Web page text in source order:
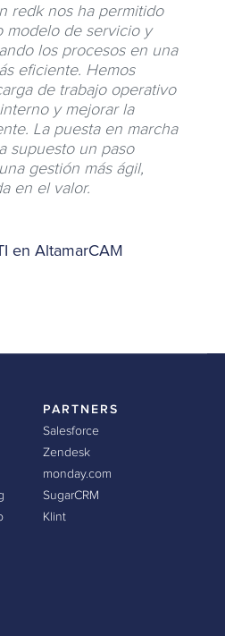
redk nos ha permitido
modelo de servicio y
los procesos en una
eficiente. Hemos
de trabajo operativo
y mejorar la
La puesta en marcha
supuesto un paso
gestión más ágil,
en el valor.
en AltamarCAM
PARTNERS
Salesforce
Zendesk
monday.com
SugarCRM
Klint